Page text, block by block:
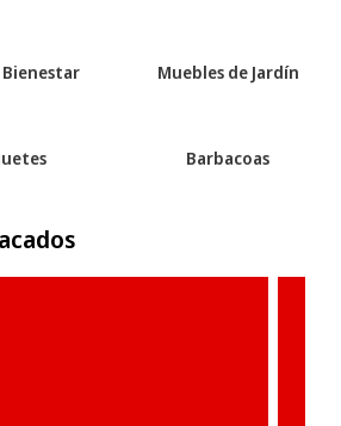
Bienestar Muebles de Jardín
Barbacoas